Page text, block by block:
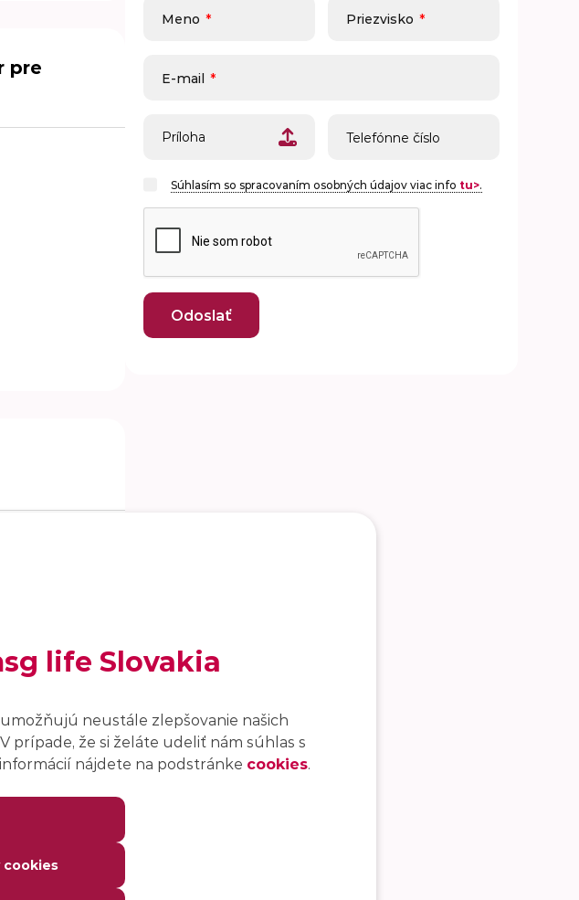
pre
Meno * Priezvisko *
E-mail *
Príloha
Súhlasím so spracovaním osobných údajov viac info tu>.
life Slovakia
neustále zlepšovanie našich
prípade, že si želáte udeliť nám súhlas s
nájdete na podstránke cookies.